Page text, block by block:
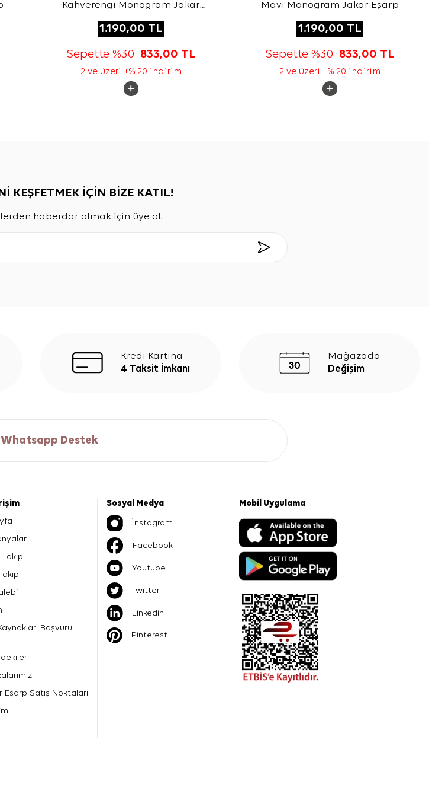
Kahverengi Monogram Jakar
1.190,00 TL
Sepette %30 833,00 TL
2 ve üzeri +% 20 indirim
Mavi Monogram Jakar Eşarp
1.190,00 TL
Sepette %30 833,00 TL
2 ve üzeri +% 20 indirim
KEŞFETMEK İÇİN BİZE KATIL!
haberdar olmak için üye ol.
Kredi Kartına
4 Taksit İmkanı
Mağazada
Değişim
Whatsapp Destek
Takip
Başvuru
Eşarp Satış Noktaları
Sosyal Medya
İnstagram
Facebook
Youtube
Twitter
Linkedin
Pinterest
Mobil Uygulama